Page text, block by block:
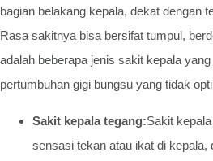
bagian belakang kepala, dekat dengan
Rasa sakitnya bisa bersifat tumpul,
adalah beberapa jenis sakit kepala
pertumbuhan gigi bungsu yang tidak
Sakit kepala tegang:Sakit
sensasi tekan atau ikat di kepala,